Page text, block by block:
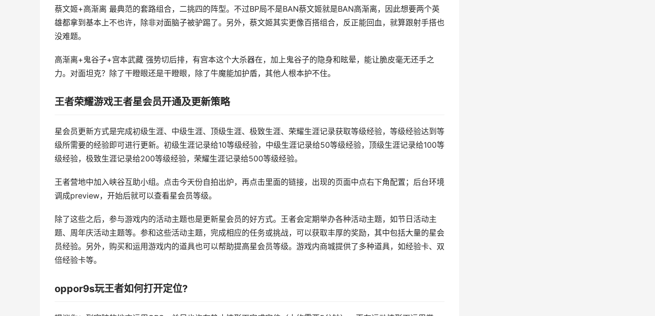
蔡文姬+高渐离 最典范的套路组合，二挑四的阵型。不过BP局不是BAN蔡文姬就是BAN高渐离，因此想要两个英
雄都拿到基本上不也许，除非对面脑子被驴踢了。另外，蔡文姬其实更像百搭组合，反正能回血，就算跟射手搭也
没难题。
高渐离+鬼谷子+宫本武藏 强势切后排，有宫本这个大杀器在，加上鬼谷子的隐身和眩晕，能让脆皮毫无还手之
力。对面坦克？除了干瞪眼还是干瞪眼，除了牛魔能加护盾，其他人根本护不住。
王者荣耀游戏王者星会员开通及更新策略
星会员更新方式是完成初级生涯、中级生涯、顶级生涯、极致生涯、荣耀生涯记录获取等级经验，等级经验达到等
级所需要的经验即可进行更新。初级生涯记录给10等级经验，中级生涯记录给50等级经验，顶级生涯记录给100等
级经验，极致生涯记录给200等级经验，荣耀生涯记录给500等级经验。
王者营地中加入峡谷互助小组。点击今天份自拍出炉，再点击里面的链接，出现的页面中点右下角配置；后台环境
调成preview，开始后就可以查看星会员等级。
除了这些之后，参与游戏内的活动主题也是更新星会员的好方式。王者会定期举办各种活动主题，如节日活动主
题、周年庆活动主题等。参和这些活动主题，完成相应的任务或挑战，可以获取丰厚的奖励，其中包括大量的星会
员经验。另外，购买和运用游戏内的道具也可以帮助提高星会员等级。游戏内商城提供了多种道具，如经验卡、双
倍经验卡等。
oppor9s玩王者如何打开定位?